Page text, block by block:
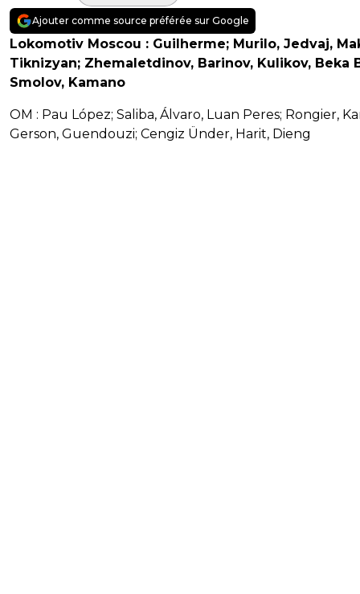
Ajouter comme source préférée sur Google
Lokomotiv Moscou : Guilherme; Murilo, Jedvaj,
Tiknizyan; Zhemaletdinov, Barinov, Kulikov, Beka
Smolov, Kamano
OM : Pau López; Saliba, Álvaro, Luan Peres; Rongier,
Gerson, Guendouzi; Cengiz Ünder, Harit, Dieng